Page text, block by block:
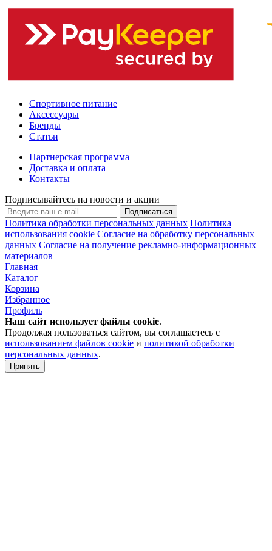
Спортивное питание
Аксессуары
Бренды
Статьи
Партнерская программа
Доставка и оплата
Контакты
Подписывайтесь на новости и акции
Подписаться
Политика обработки персональных данных Политика
использования cookie Согласие на обработку персональных
данных Согласие на получение рекламно-информационных
материалов
Главная
Каталог
Корзина
Избранное
Профиль
Наш сайт использует файлы cookie.
Продолжая пользоваться сайтом, вы соглашаетесь с
использованием файлов cookie и политикой обработки
персональных данных.
Принять